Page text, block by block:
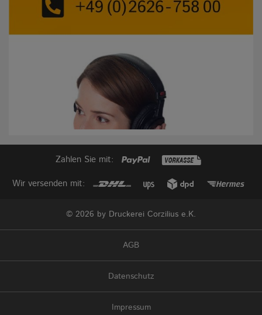
fündig werden, sprechen Sie uns einfach an. Unsere
Mitarbeiter beraten Sie gerne und erstellen ein
maßgeschneidertes Angebot für Sie.
Zahlen Sie mit:
Wir versenden mit:
© 2026 by Druckerei Corzilius e.K.
AGB
Datenschutz
Impressum